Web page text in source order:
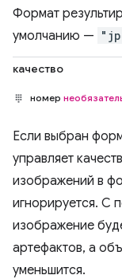
Формат
умолчанию —
качество
номер
Если выбран
управляет
изображений в
игнорируется. С
изображение
артефактов, а
уменьшится.